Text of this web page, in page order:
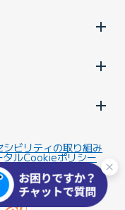
シビリティの取り組み
タルCookieポリシー
ィ基本方針